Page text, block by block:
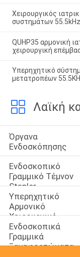
Χειρουργικός
συστημάτων 55.5kHz
QUHP35 αρμονική
χειρουργική
Υπερηχητικό
μετατροπέων
Λαϊκή
Όργανα
Ενδοσκόπησης
Ενδοσκοπικό
Γραμμικό Τέμνον
Stapler
Υπερηχητικό
Αρμονικό
Χειρουργικό
Νυστέρι
Ενδοσκοπικά
Γραμμικά
Ξαναφορτώματα